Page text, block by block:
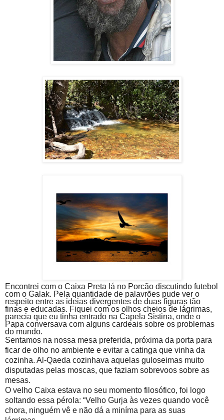
Encontrei com o Caixa Preta lá no Porcão discutindo futebol
com o Galak. Pela quantidade de palavrões pude ver o
respeito entre as ideias divergentes de duas figuras tão
finas e educadas. Fiquei com os olhos cheios de lágrimas,
parecia que eu tinha entrado na Capela Sistina, onde o
Papa conversava com alguns cardeais sobre os problemas
do mundo.
Sentamos na nossa mesa preferida, próxima da porta para
ficar de olho no ambiente e evitar a catinga que vinha da
cozinha. Al-Qaeda cozinhava aquelas guloseimas muito
disputadas pelas moscas, que faziam sobrevoos sobre as
mesas.
O velho Caixa estava no seu momento filosófico, foi logo
soltando essa pérola: “Velho Gurja às vezes quando você
chora, ninguém vê e não dá a miníma para as suas